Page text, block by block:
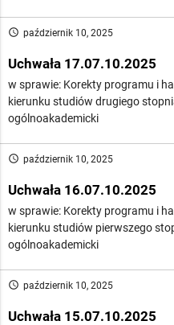
access_time październik 10, 2025
Uchwała 17.07.10.2025
w sprawie: Korekty programu i
kierunku studiów drugiego
ogólnoakademicki
access_time październik 10, 2025
Uchwała 16.07.10.2025
w sprawie: Korekty programu i
kierunku studiów pierwszego
ogólnoakademicki
access_time październik 10, 2025
Uchwała 15.07.10.2025